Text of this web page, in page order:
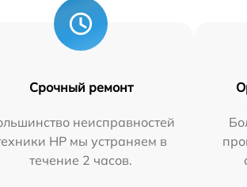
Срочный ремонт
неисправностей
HP мы устраняем в
течение 2 часов.